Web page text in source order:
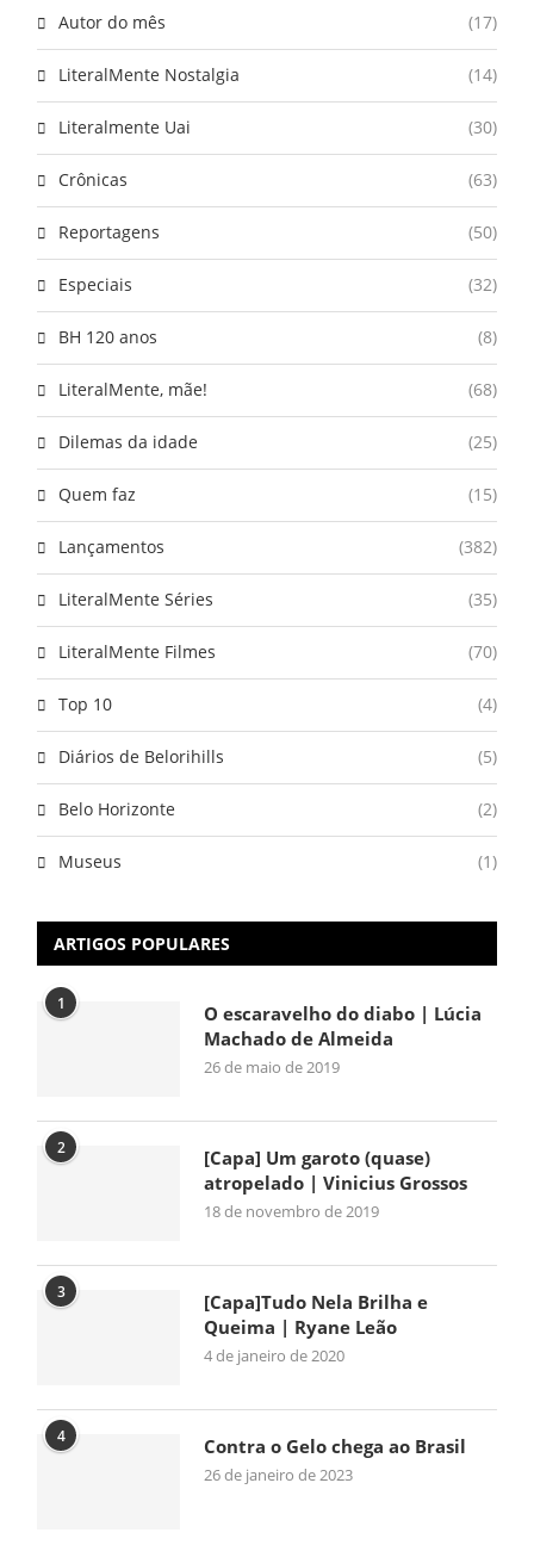
Autor do mês (17)
LiteralMente Nostalgia (14)
Literalmente Uai (30)
Crônicas (63)
Reportagens (50)
Especiais (32)
BH 120 anos (8)
LiteralMente, mãe! (68)
Dilemas da idade (25)
Quem faz (15)
Lançamentos (382)
LiteralMente Séries (35)
LiteralMente Filmes (70)
Top 10 (4)
Diários de Belorihills (5)
Belo Horizonte (2)
Museus (1)
ARTIGOS POPULARES
1
O escaravelho do diabo | Lúcia
Machado de Almeida
26 de maio de 2019
2
[Capa] Um garoto (quase)
atropelado | Vinicius Grossos
18 de novembro de 2019
3
[Capa]Tudo Nela Brilha e
Queima | Ryane Leão
4 de janeiro de 2020
4 Contra o Gelo chega ao Brasil
26 de janeiro de 2023